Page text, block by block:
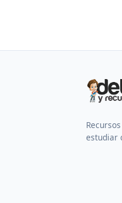
estudiar